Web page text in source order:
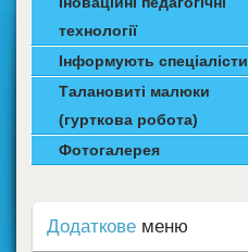
технології
Інформують спеціалісти
Талановиті малюки
(гурткова робота)
Фотогалерея
Додаткове меню